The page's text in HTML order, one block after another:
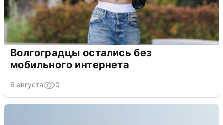
Волгоградцы остались без
мобильного интернета
6 августа 0